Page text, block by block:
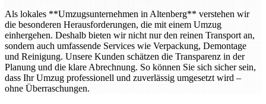
Als lokales **Umzugsunternehmen in Altenberg** verstehen wir
die besonderen Herausforderungen, die mit einem Umzug
einhergehen. Deshalb bieten wir nicht nur den reinen Transport an,
sondern auch umfassende Services wie Verpackung, Demontage
und Reinigung. Unsere Kunden schätzen die Transparenz in der
Planung und die klare Abrechnung. So können Sie sich sicher sein,
dass Ihr Umzug professionell und zuverlässig umgesetzt wird –
ohne Überraschungen.